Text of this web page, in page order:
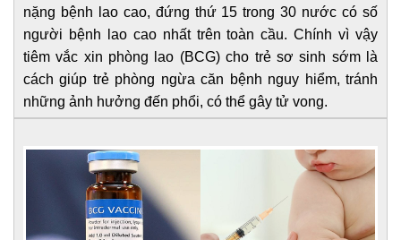
nặng bệnh lao cao, đứng thứ 15 trong 30 nước có số
người bệnh lao cao nhất trên toàn cầu. Chính vì vậy
tiêm vắc xin phòng lao (BCG) cho trẻ sơ sinh sớm là
cách giúp trẻ phòng ngừa căn bệnh nguy hiểm, tránh
những ảnh hưởng đến phổi, có thể gây tử vong.